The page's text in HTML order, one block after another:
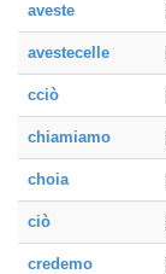
aveste
avestecelle
cciò
chiamiamo
choia
ciò
credemo